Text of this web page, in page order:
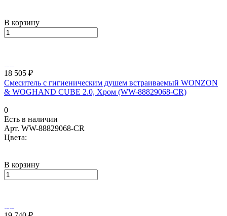
В корзину
18 505 ₽
Смеситель с гигиеническим душем встраиваемый WONZON
& WOGHAND CUBE 2.0, Хром (WW-88829068-CR)
0
Есть в наличии
Арт. WW-88829068-CR
Цвета:
В корзину